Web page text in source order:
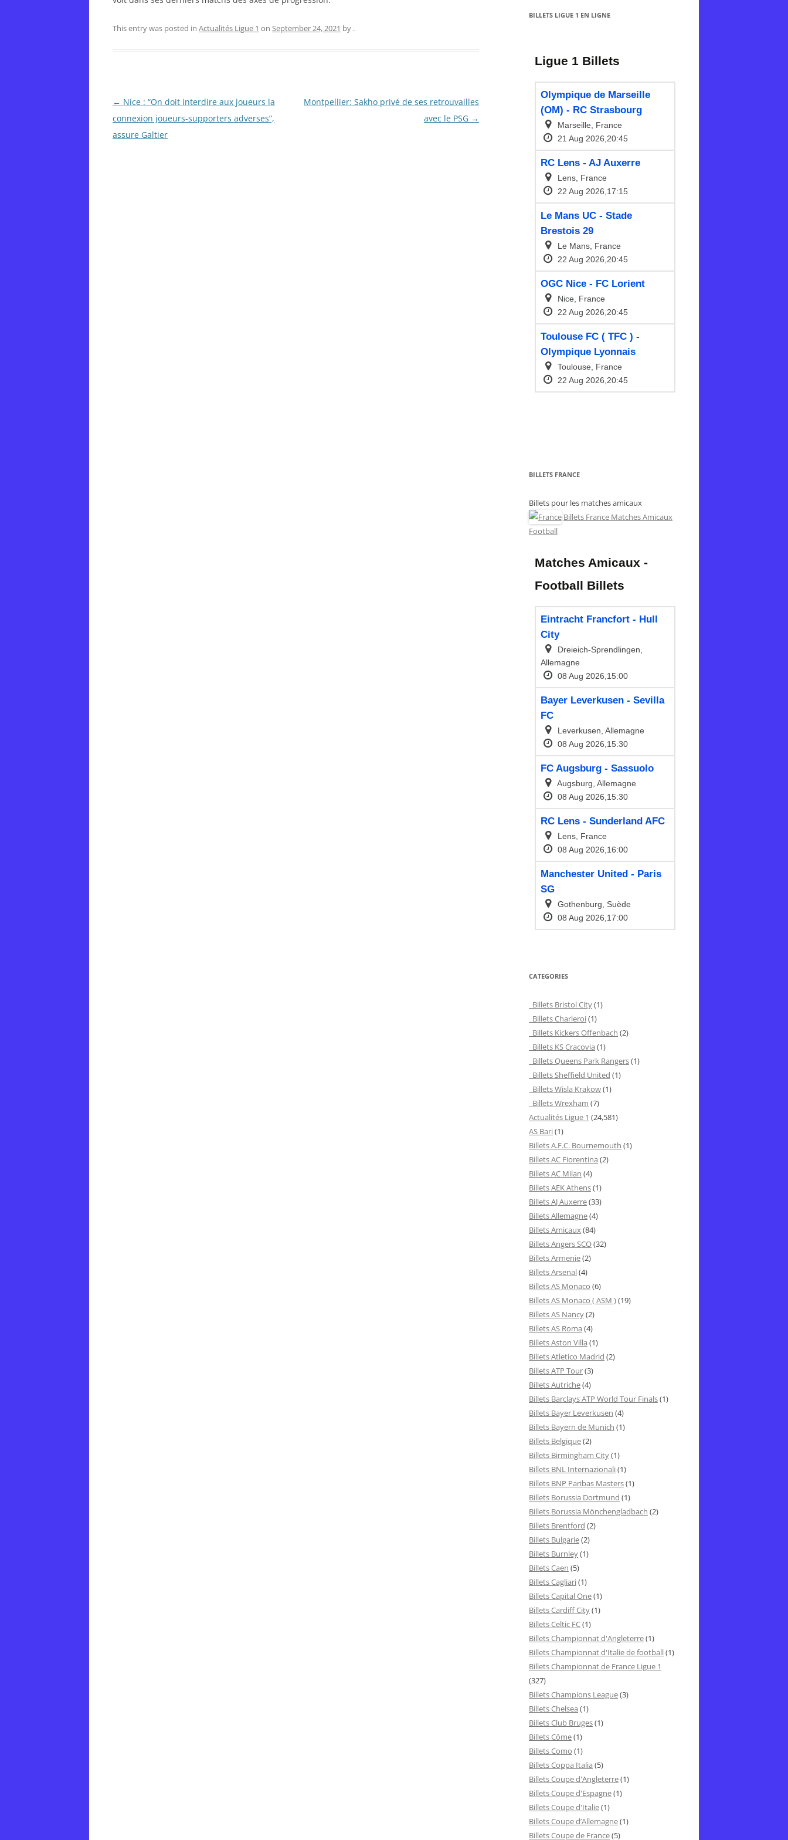
This entry was posted in Actualités Ligue 1 on September 24, 2021 by .
Post
navigation
← Nice : “On doit interdire aux joueurs la
connexion joueurs-supporters adverses”,
assure Galtier
Montpellier: Sakho privé de ses retrouvailles
avec le PSG →
BILLETS LIGUE 1 EN LIGNE
BILLETS FRANCE
Billets pour les matches amicaux
Billets France Matches Amicaux
Football
CATEGORIES
Billets Bristol City(1)
Billets Charleroi(1)
Billets Kickers Offenbach (2)
Billets KS Cracovia (1)
Billets Queens Park Rangers(1)
Billets Sheffield United (1)
Billets Wisla Krakow(1)
Billets Wrexham (7)
Actualités Ligue 1 (24,581)
AS Bari(1)
Billets A.F.C. Bournemouth (1)
Billets AC Fiorentina (2)
Billets AC Milan (4)
Billets AEK Athens(1)
Billets AJ Auxerre(33)
Billets Allemagne(4)
Billets Amicaux(84)
Billets Angers SCO(32)
Billets Armenie(2)
Billets Arsenal(4)
Billets AS Monaco (6)
Billets AS Monaco ( ASM )(19)
Billets AS Nancy(2)
Billets AS Roma (4)
Billets Aston Villa (1)
Billets Atletico Madrid (2)
Billets ATP Tour(3)
Billets Autriche(4)
Billets Barclays ATP World Tour Finals(1)
Billets Bayer Leverkusen (4)
Billets Bayern de Munich (1)
Billets Belgique(2)
Billets Birmingham City(1)
Billets BNL Internazionali(1)
Billets BNP Paribas Masters(1)
Billets Borussia Dortmund (1)
Billets Borussia Mönchengladbach (2)
Billets Brentford (2)
Billets Bulgarie(2)
Billets Burnley(1)
Billets Caen (5)
Billets Cagliari(1)
Billets Capital One(1)
Billets Cardiff City(1)
Billets Celtic FC(1)
Billets Championnat d'Angleterre(1)
Billets Championnat d'Italie de football(1)
Billets Championnat de France Ligue 1
(327)
Billets Champions League(3)
Billets Chelsea (1)
Billets Club Bruges(1)
Billets Côme(1)
Billets Como (1)
Billets Coppa Italia (5)
Billets Coupe d'Angleterre(1)
Billets Coupe d'Espagne(1)
Billets Coupe d'Italie(1)
Billets Coupe d’Allemagne(1)
Billets Coupe de France(5)